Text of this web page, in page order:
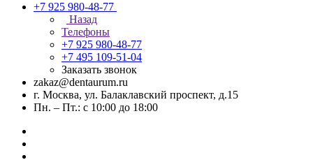
+7 925 980-48-77
Назад
Телефоны
+7 925 980-48-77
+7 495 109-51-04
Заказать звонок
zakaz@dentaurum.ru
г. Москва, ул. Балаклавский проспект, д.15
Пн. – Пт.: с 10:00 до 18:00